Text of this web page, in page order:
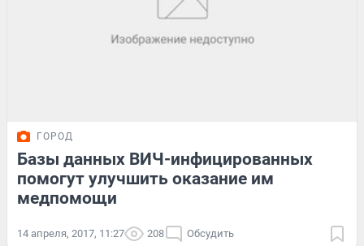
ГОРОД
Базы данных ВИЧ-инфицированных
помогут улучшить оказание им
медпомощи
14 апреля, 2017, 11:27 208 Обсудить